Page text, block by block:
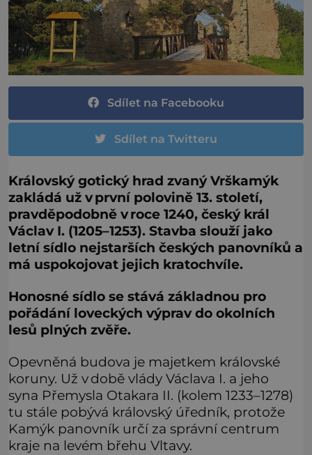
Sdílet na Facebooku
Sdílet na Twitteru
Královský gotický hrad zvaný Vrškamýk
zakládá už v první polovině 13. století,
pravděpodobně v roce 1240, český král
Václav I. (1205–1253). Stavba slouží jako
letní sídlo nejstarších českých panovníků a
má uspokojovat jejich kratochvíle.
Honosné sídlo se stává základnou pro
pořádání loveckých výprav do okolních
lesů plných zvěře.
Opevněná budova je majetkem královské
koruny. Už v době vlády Václava I. a jeho
syna Přemysla Otakara II. (kolem 1233–1278)
tu stále pobývá královský úředník, protože
Kamýk panovník určí za správní centrum
kraje na levém břehu Vltavy.